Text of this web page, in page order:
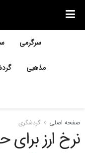
سرگرمی
مذهبی
صفحه اصلی گردشگری
نرخ ارز برای حج ۱۴۰۴